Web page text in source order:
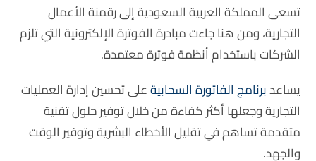
تسعى المملكة العربية السعودية إلى رقمنة الأعمال
التجارية، ومن هنا جاءت مبادرة الفوترة الإلكترونية التي تلزم
الشركات باستخدام أنظمة فوترة معتمدة.
يساعدبرنامج الفاتورة السحابيةعلى تحسين إدارة العمليات
التجارية وجعلها أكثر كفاءة من خلال توفير حلول تقنية
متقدمة تساهم في تقليل الأخطاء البشرية وتوفير الوقت
والجهد.